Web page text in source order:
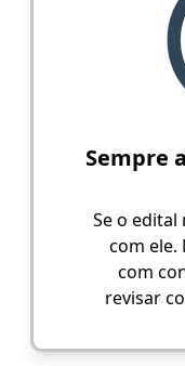
Sempre
Se o
com ele.
com
revisar